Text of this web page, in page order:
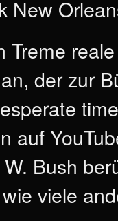
New
Treme
der zur
auf
Bush
viele